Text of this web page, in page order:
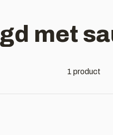
met
1 product